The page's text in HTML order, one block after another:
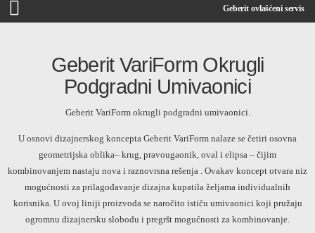
Geberit ovlašćeni servis
Geberit VariForm Okrugli
Podgradni Umivaonici
Geberit VariForm okrugli podgradni umivaonici.
U osnovi dizajnerskog koncepta Geberit VariForm nalaze se četiri osovna
geometrijska oblika– krug, pravougaonik, oval i elipsa – čijim
kombinovanjem nastaju nova i raznovrsna rešenja . Ovakav koncept otvara niz
mogućnosti za prilagođavanje dizajna kupatila željama individualnih
korisnika. U ovoj liniji proizvoda se naročito ističu umivaonici koji pružaju
ogromnu dizajnersku slobodu i pregršt mogućnosti za kombinovanje.